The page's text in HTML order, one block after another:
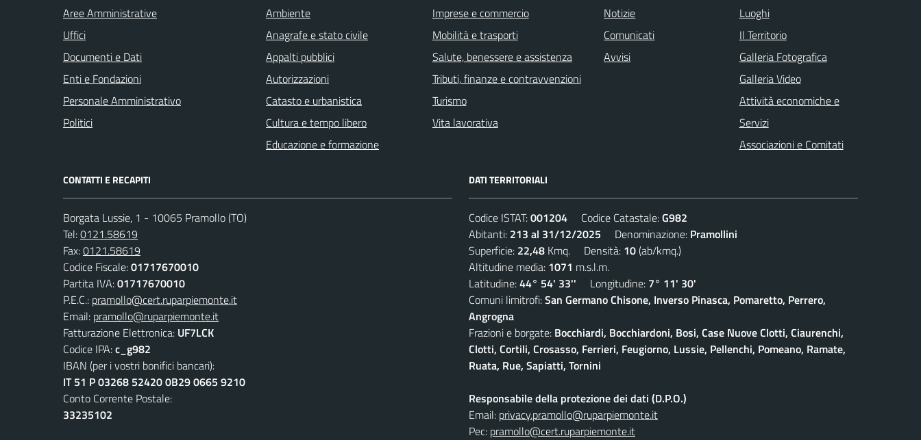
Aree Amministrative
Uffici
Documenti e Dati
Enti e Fondazioni
Personale Amministrativo
Politici
Ambiente
Anagrafe e stato civile
Appalti pubblici
Autorizzazioni
Catasto e urbanistica
Cultura e tempo libero
Educazione e formazione
Imprese e commercio
Mobilità e trasporti
Salute, benessere e assistenza
Tributi, finanze e contravvenzioni
Turismo
Vita lavorativa
Notizie
Comunicati
Avvisi
Luoghi
Il Territorio
Galleria Fotografica
Galleria Video
Attività economiche e
Servizi
Associazioni e Comitati
CONTATTI E RECAPITI
Borgata Lussie, 1 - 10065 Pramollo (TO)
Tel:0121.58619
Fax:0121.58619
Codice Fiscale:01717670010
Partita IVA:01717670010
P.E.C.: pramollo@cert.ruparpiemonte.it
Email: pramollo@ruparpiemonte.it
Fatturazione Elettronica: UF7LCK
Codice IPA:c_g982
IBAN (per i vostri bonifici bancari):
IT 51 P 03268 52420 0B29 0665 9210
Conto Corrente Postale:
33235102
DATI TERRITORIALI
Codice ISTAT:001204 Codice Catastale:G982
Abitanti: 213 al 31/12/2025 Denominazione: Pramollini
Superficie: 22,48 Kmq. Densità: 10(ab/kmq.)
Altitudine media: 1071 m.s.l.m.
Latitudine:44° 54' 33'' Longitudine: 7° 11' 30'
Comuni limitrofi:San Germano Chisone, Inverso Pinasca, Pomaretto, Perrero,
Angrogna
Frazioni e borgate: Bocchiardi, Bocchiardoni, Bosi, Case Nuove Clotti, Ciaurenchi,
Clotti, Cortili, Crosasso, Ferrieri, Feugiorno, Lussie, Pellenchi, Pomeano, Ramate,
Ruata, Rue, Sapiatti, Tornini
Responsabile della protezione dei dati (D.P.O.)
Email: privacy.pramollo@ruparpiemonte.it
Pec: pramollo@cert.ruparpiemonte.it